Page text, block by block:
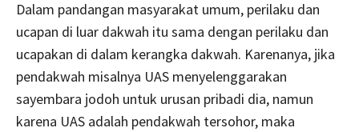
Dalam pandangan masyarakat umum, perilaku dan
ucapan di luar dakwah itu sama dengan perilaku dan
ucapakan di dalam kerangka dakwah. Karenanya, jika
pendakwah misalnya UAS menyelenggarakan
sayembara jodoh untuk urusan pribadi dia, namun
karena UAS adalah pendakwah tersohor, maka